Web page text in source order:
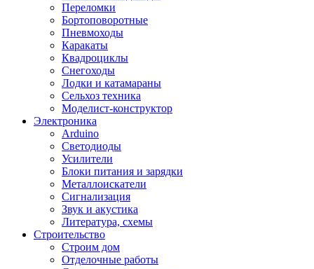
Переломки
Бортоповоротные
Пневмоходы
Каракаты
Квадроциклы
Снегоходы
Лодки и катамараны
Сельхоз техника
Моделист-конструктор
Электроника
Arduino
Светодиоды
Усилители
Блоки питания и зарядки
Металлоискатели
Сигнализация
Звук и акустика
Литература, схемы
Строительство
Строим дом
Отделочные работы